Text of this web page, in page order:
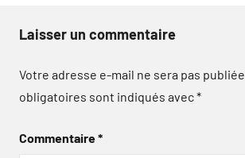
Laisser un commentaire
Votre adresse e-mail ne sera pas publiée.
obligatoires sont indiqués avec*
Commentaire*